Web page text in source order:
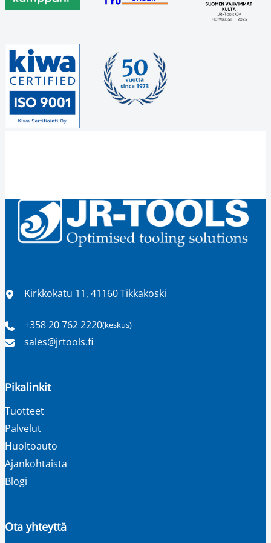
Sijainti
Kirkkokatu 11, 41160 Tikkakoski
Puhelinnumero
+358 20 762 2220(keskus)
Sähköpostiosoite
sales​@jrtools.fi
Pikalinkit
Tuotteet
Palvelut
Huoltoauto
Ajankohtaista
Blogi
Ota yhteyttä